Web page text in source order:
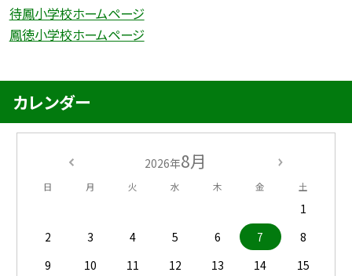
待鳳小学校ホームページ
鳳徳小学校ホームページ
カレンダー
2026年8月
日 月 火 水 木 金 土
1
2
3 4 5 6 7
8
9
10 11 12 13 14
15